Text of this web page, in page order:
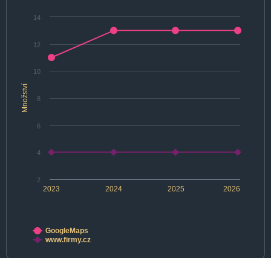
Množství
2024 2026
2023 2025
2
4
6
8
10
12
14
GoogleMaps
www.firmy.cz